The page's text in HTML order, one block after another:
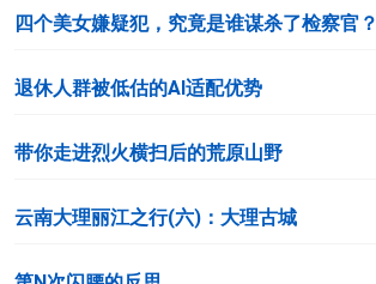
四个美女嫌疑犯，究竟是谁谋杀了检察官？
退休人群被低估的AI适配优势
带你走进烈火横扫后的荒原山野
云南大理丽江之行(六)：大理古城